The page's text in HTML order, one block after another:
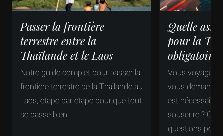
Passer la frontière
terrestre entre la
Thaïlande et le Laos
Notre guide complet pour passer la
frontière terrestre de la Thaïlande au
Laos, étape par étape pour que tout
se passe bien...
Quelle
pour la
obligatoire
Vous voyagez
vous
est nécessaire
souscrire ? On
questions pour...